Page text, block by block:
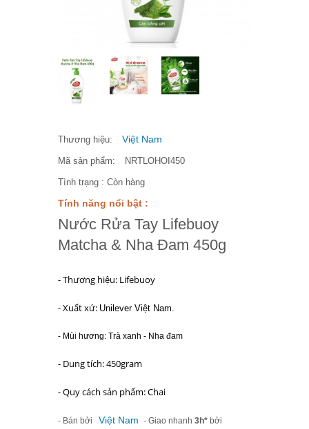
Thương hiệu: Việt Nam
Mã sản phẩm: NRTLOHOI450
Tình trạng : Còn hàng
Tính năng nổi bật :
Nước Rửa Tay Lifebuoy
Matcha & Nha Đam 450g
- Thương hiệu: Lifebuoy
- Xuất xứ: Unilever Việt Nam.
- Mùi hương: Trà xanh - Nha đam
- Dung tích: 450gram
- Quy cách sản phẩm: Chai
- Bán bởi Việt Nam - Giao nhanh 3h* bởi